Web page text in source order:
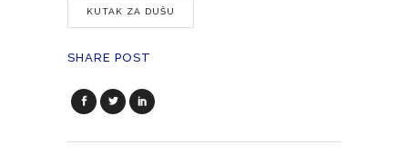
KUTAK ZA DUŠU
SHARE POST